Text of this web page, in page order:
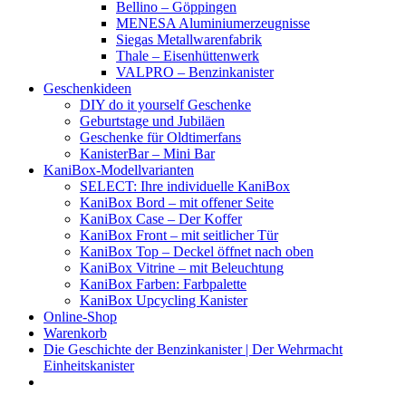
Bellino – Göppingen
MENESA Aluminiumerzeugnisse
Siegas Metallwarenfabrik
Thale – Eisenhüttenwerk
VALPRO – Benzinkanister
Geschenkideen
DIY do it yourself Geschenke
Geburtstage und Jubiläen
Geschenke für Oldtimerfans
KanisterBar – Mini Bar
KaniBox-Modellvarianten
SELECT: Ihre individuelle KaniBox
KaniBox Bord – mit offener Seite
KaniBox Case – Der Koffer
KaniBox Front – mit seitlicher Tür
KaniBox Top – Deckel öffnet nach oben
KaniBox Vitrine – mit Beleuchtung
KaniBox Farben: Farbpalette
KaniBox Upcycling Kanister
Online-Shop
Warenkorb
Die Geschichte der Benzinkanister | Der Wehrmacht
Einheitskanister